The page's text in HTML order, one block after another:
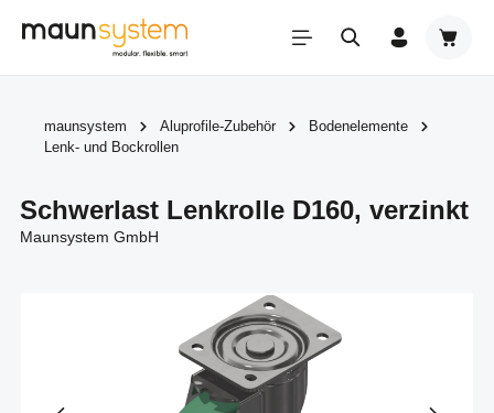
Zum Hauptinhalt springen
maunsystem Aluprofile-Zubehör
Bodenelemente
Lenk- und Bockrollen
Schwerlast Lenkrolle D160, verzinkt
Maunsystem GmbH